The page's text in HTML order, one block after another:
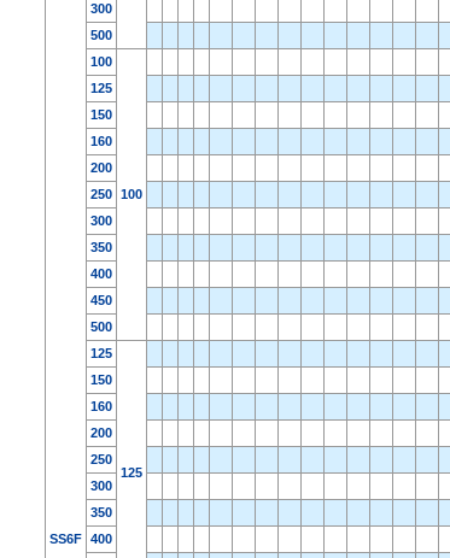
SS6F
300
500
100
100
125
150
160
200
250
300
350
400
450
500
125
125
150
160
200
250
300
350
400